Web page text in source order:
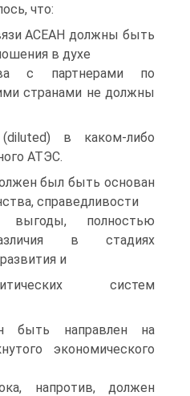
что:
АСЕАН должны быть
в духе
с партнерами по
странами не должны
в каком-либо
АТЭС.
был быть основан
справедливости
полностью
в стадиях
и
систем
быть направлен на
экономического
напротив, должен